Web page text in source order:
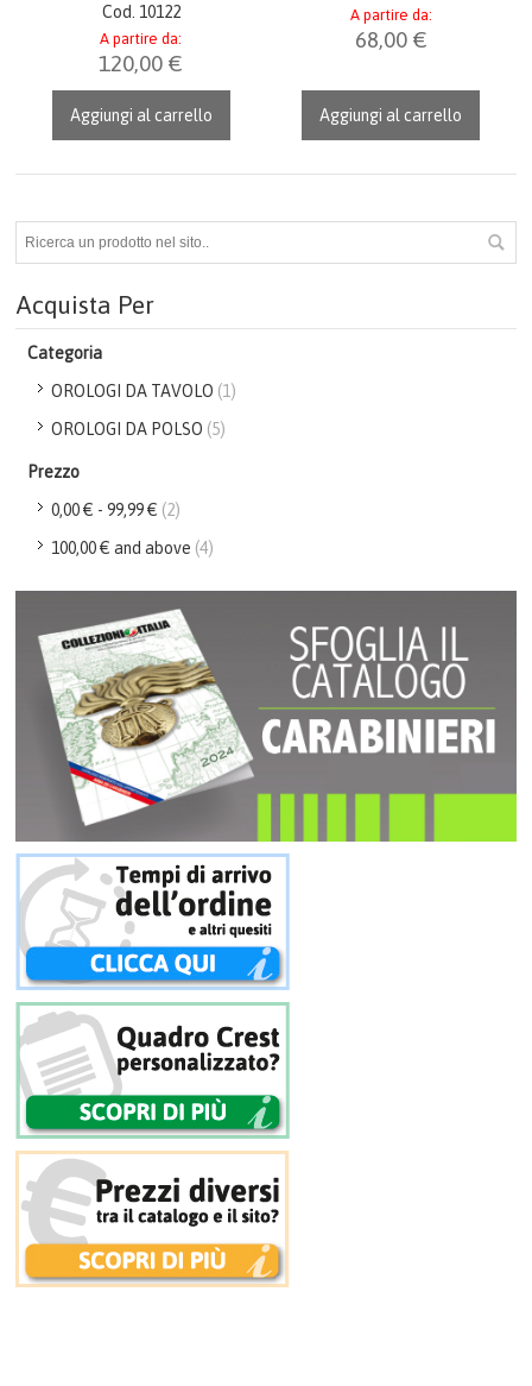
Cod. 10122
A partire da:
120,00 €
Aggiungi al carrello
A partire da:
68,00 €
Aggiungi al carrello
Acquista Per
Categoria
OROLOGI DA TAVOLO (1)
OROLOGI DA POLSO (5)
Prezzo
0,00 € -99,99 € (2)
100,00 € and above (4)